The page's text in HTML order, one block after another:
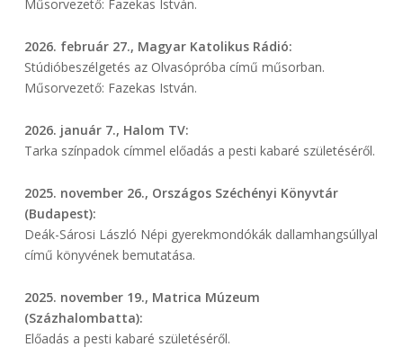
Műsorvezető: Fazekas István.
2026. február 27., Magyar Katolikus Rádió:
Stúdióbeszélgetés az Olvasópróba című műsorban.
Műsorvezető: Fazekas István.
2026. január 7., Halom TV:
Tarka színpadok címmel előadás a pesti kabaré születéséről.
2025. november 26., Országos Széchényi Könyvtár
(Budapest):
Deák-Sárosi László Népi gyerekmondókák dallamhangsúllyal
című könyvének bemutatása.
2025. november 19., Matrica Múzeum
(Százhalombatta):
Előadás a pesti kabaré születéséről.